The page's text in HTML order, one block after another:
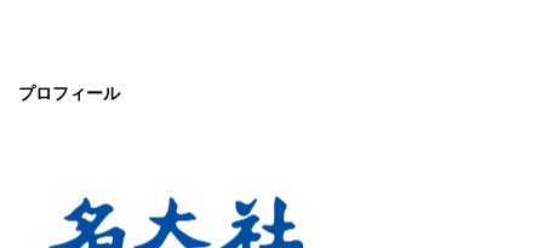
プロフィール